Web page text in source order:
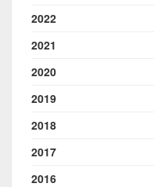
2022
2021
2020
2019
2018
2017
2016